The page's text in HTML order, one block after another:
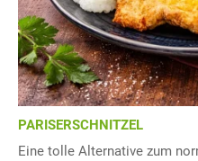
PARISERSCHNITZEL
Eine tolle Alternative zum